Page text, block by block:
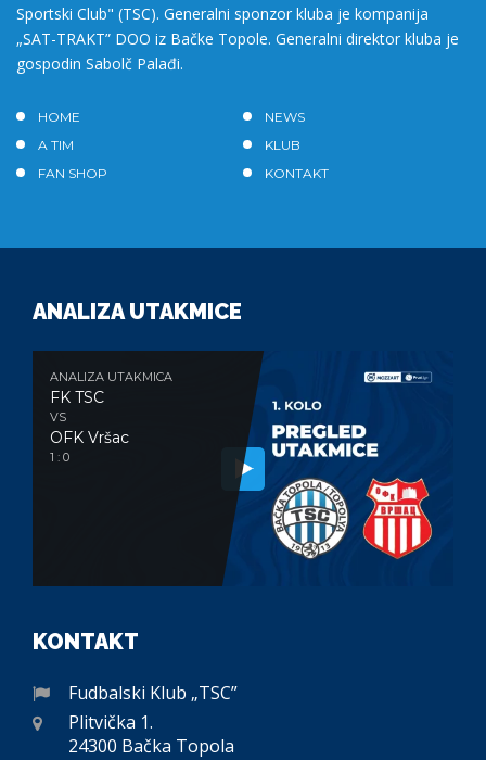
Sportski Club" (TSC). Generalni sponzor kluba je kompanija
„SAT-TRAKT” DOO iz Bačke Topole. Generalni direktor kluba je
gospodin Sabolč Palađi.
HOME
NEWS
A TIM
KLUB
FAN SHOP
KONTAKT
ANALIZA UTAKMICE
ANALIZA UTAKMICA
FK TSC
VS
OFK Vršac
1 : 0
KONTAKT
Fudbalski Klub „TSC”
Plitvička 1.
24300 Bačka Topola